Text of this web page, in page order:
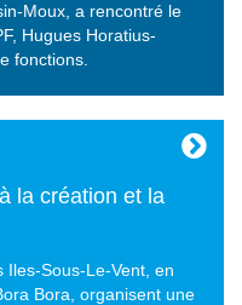
Moux, a rencontré le
Hugues Horatius-
fonctions.
la création et la
Iles-Sous-Le-Vent, en
Bora, organisent une